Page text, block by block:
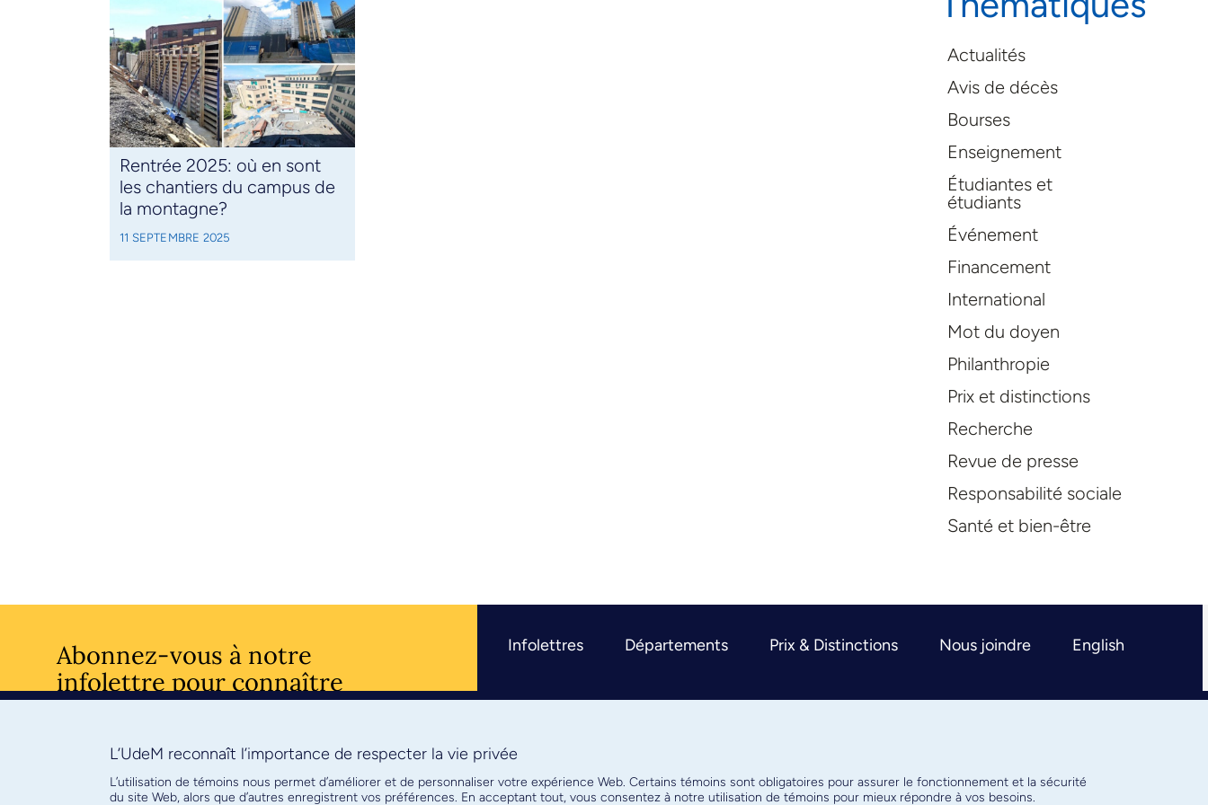
Rentrée 2025: où en sont
les chantiers du campus de
la montagne?
11 SEPTEMBRE 2025
Actualités
Avis de décès
Bourses
Enseignement
Étudiantes et
étudiants
Événement
Financement
International
Mot du doyen
Philanthropie
Prix et distinctions
Recherche
Revue de presse
Responsabilité sociale
Santé et bien-être
Abonnez-vous à notre
infolettre pour connaître
l’actualité facultaire
S'ABONNER
Infolettres Départements Prix & Distinctions Nous joindre English
L’UdeM reconnaît l’importance de respecter la vie privée
L’utilisation de témoins nous permet d’améliorer et de personnaliser votre expérience Web. Certains témoins sont obligatoires pour assurer le fonctionnement et la sécurité
du site Web, alors que d’autres enregistrent vos préférences. En acceptant tout, vous consentez à notre utilisation de témoins pour mieux répondre à vos besoins.